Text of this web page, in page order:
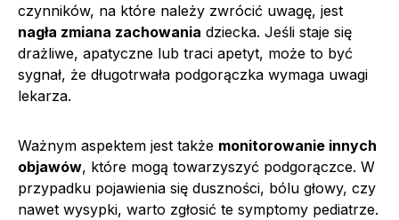
czynników, na które należy zwrócić uwagę, jest
nagła zmiana zachowania dziecka. Jeśli staje się
drażliwe, apatyczne lub traci apetyt, może to być
sygnał, że długotrwała podgorączka wymaga uwagi
lekarza.
Ważnym aspektem jest także monitorowanie innych
objawów, które mogą towarzyszyć podgorączce. W
przypadku pojawienia się duszności, bólu głowy, czy
nawet wysypki, warto zgłosić te symptomy pediatrze.